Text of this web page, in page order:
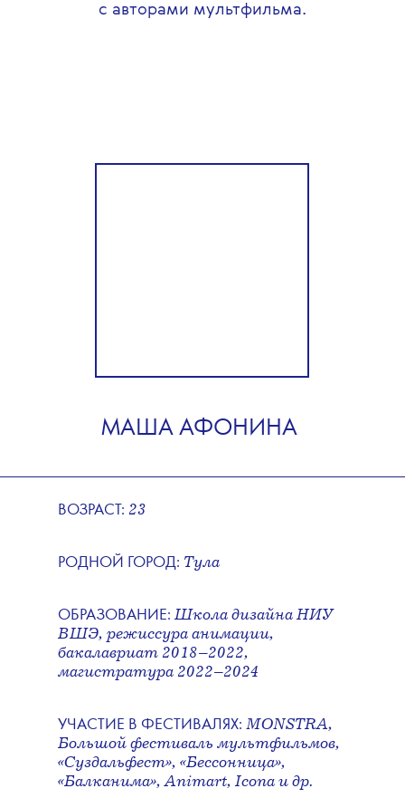
с авторами мультфильма.
МАША АФОНИНА
ВОЗРАСТ: 23
РОДНОЙ ГОРОД: Тула
ОБРАЗОВАНИЕ: Школа дизайна НИУ
ВШЭ, режиссура анимации,
бакалавриат 2018–2022,
магистратура 2022–2024
УЧАСТИЕ В ФЕСТИВАЛЯХ: MONSTRA,
Большой фестиваль мультфильмов,
«Суздальфест», «Бессонница»,
«Балканима», Animart, Icona и др.